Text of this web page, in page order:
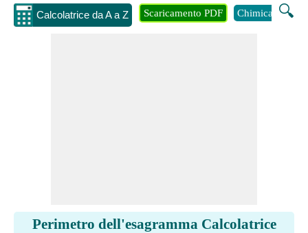
Calcolatrice da A a Z 🔍
Scaricamento PDF Chimica
Perimetro dell'esagramma Calcolatrice